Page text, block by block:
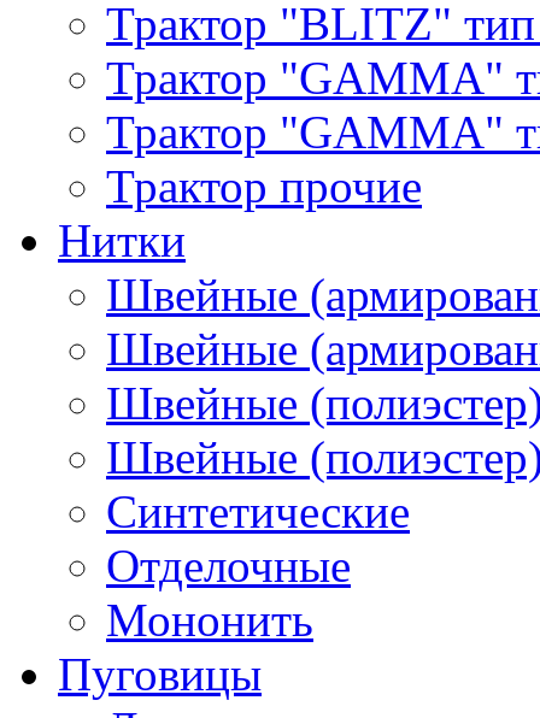
Трактор "BLITZ"
Трактор "GAMMA"
Трактор "GAMMA"
Трактор прочие
Нитки
Швейные
Швейные
Швейные
Швейные
Синтетические
Отделочные
Мононить
Пуговицы